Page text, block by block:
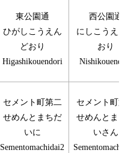
東公園通
ひがしこうえん
どおり
Higashikouendori
西公園通
にしこうえ
おり
セメント町第二
せめんとまちだ
いに
Sementomachidai2
セメント町
せめんとま
いさん